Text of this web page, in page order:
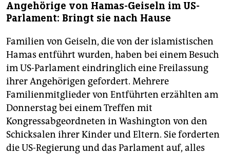
Angehörige von Hamas-Geiseln im US-
Parlament: Bringt sie nach Hause
Familien von Geiseln, die von der islamistischen
Hamas entführt wurden, haben bei einem Besuch
im US-Parlament eindringlich eine Freilassung
ihrer Angehörigen gefordert. Mehrere
Familienmitglieder von Entführten erzählten am
Donnerstag bei einem Treffen mit
Kongressabgeordneten in Washington von den
Schicksalen ihrer Kinder und Eltern. Sie forderten
die US-Regierung und das Parlament auf, alles